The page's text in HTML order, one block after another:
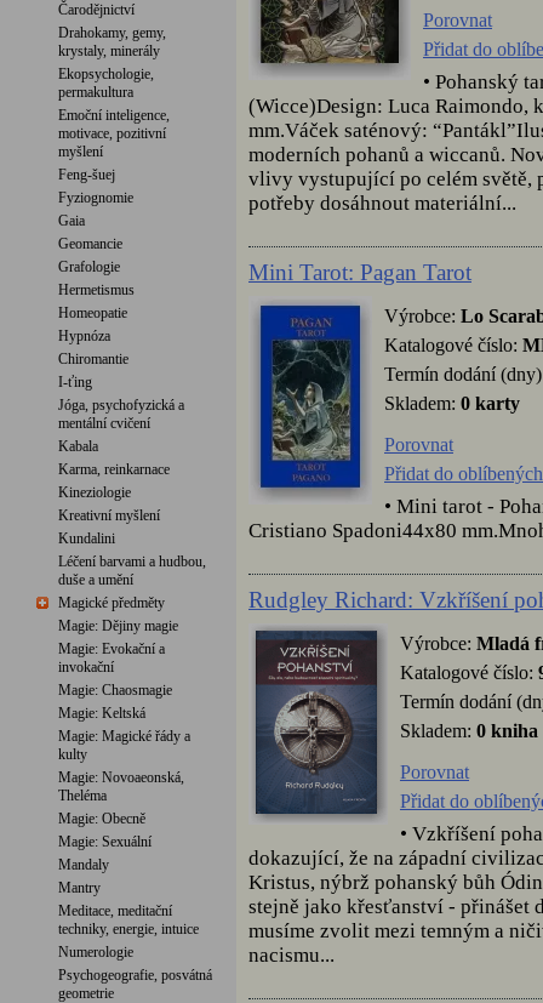
Čarodějnictví
Drahokamy, gemy,
krystaly, minerály
Ekopsychologie,
permakultura
Emoční inteligence,
motivace, pozitivní
myšlení
Feng-šuej
Fyziognomie
Gaia
Geomancie
Grafologie
Hermetismus
Homeopatie
Hypnóza
Chiromantie
I-ťing
Jóga, psychofyzická a
mentální cvičení
Kabala
Karma, reinkarnace
Kineziologie
Kreativní myšlení
Kundalini
Léčení barvami a hudbou,
duše a umění
Magické předměty
Magie: Dějiny magie
Magie: Evokační a
invokační
Magie: Chaosmagie
Magie: Keltská
Magie: Magické řády a
kulty
Magie: Novoaeonská,
Theléma
Magie: Obecně
Magie: Sexuální
Mandaly
Mantry
Meditace, meditační
techniky, energie, intuice
Numerologie
Psychogeografie, posvátná
geometrie
Porovnat
Přidat do
• Pohanský
(Wicce)Design: Luca Raimondo,
mm.Váček saténový:
moderních pohanů a wiccanů.
vlivy vystupující po celém světě,
potřeby dosáhnout materiální...
Mini Tarot: Pagan Tarot
Výrobce: Lo
Katalogové číslo:
Termín dodání
Skladem: 0 karty
Porovnat
Přidat do oblíbených
• Mini tarot -
Cristiano Spadoni44x80
Rudgley Richard: Vzkříšení
Výrobce: Mladá
Katalogové číslo:
Termín dodání
Skladem: 0 kniha
Porovnat
Přidat do
• Vzkříšení
dokazující, že na západní
Kristus, nýbrž pohanský bůh
stejně jako křesťanství - přinášet
musíme zvolit mezi temným a
nacismu...